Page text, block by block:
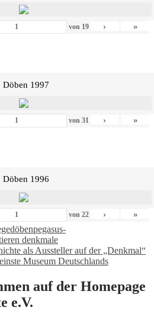
von 19 › »
Döben 1997
von 31 › »
Döben 1996
von 22 › »
döbenpegasus-
denkmale
als Aussteller auf der „Denkmal“
Museum Deutschlands
auf der Homepage
e.V.